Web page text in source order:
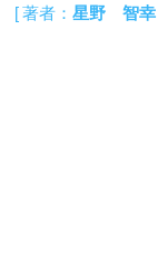
[ 著者：星野 智幸